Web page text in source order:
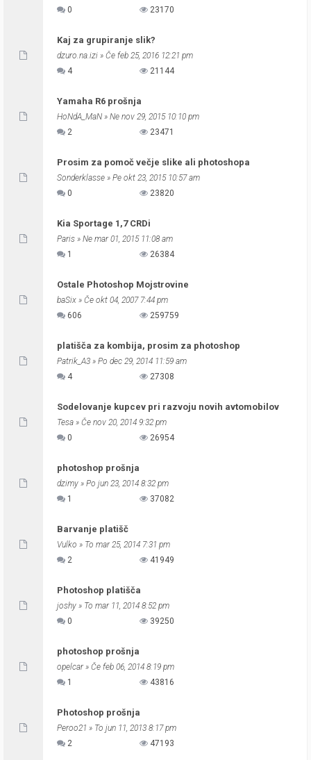
0
23170
Kaj za grupiranje slik?
dzuro.na.izi » Če feb 25, 2016 12:21 pm
4
21144
Yamaha R6 prošnja
HoNdA_MaN » Ne nov 29, 2015 10:10 pm
2
23471
Prosim za pomoč večje slike ali photoshopa
Sonderklasse » Pe okt 23, 2015 10:57 am
0
23820
Kia Sportage 1,7 CRDi
Paris » Ne mar 01, 2015 11:08 am
1
26384
Ostale Photoshop Mojstrovine
baSix » Če okt 04, 2007 7:44 pm
606
259759
platišča za kombija, prosim za photoshop
Patrik_A3 » Po dec 29, 2014 11:59 am
4
27308
Sodelovanje kupcev pri razvoju novih avtomobilov
Tesa » Če nov 20, 2014 9:32 pm
0
26954
photoshop prošnja
dzimy » Po jun 23, 2014 8:32 pm
1
37082
Barvanje platišč
Vulko » To mar 25, 2014 7:31 pm
2
41949
Photoshop platišča
joshy » To mar 11, 2014 8:52 pm
0
39250
photoshop prošnja
opelcar» Če feb 06, 2014 8:19 pm
1
43816
Photoshop prošnja
Peroo21 » To jun 11, 2013 8:17 pm
2
47193